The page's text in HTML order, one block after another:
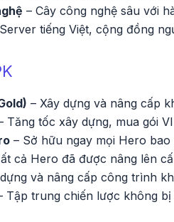
– Cây công nghệ sâu với
tiếng Việt, cộng đồng
– Xây dựng và nâng cấp
Tăng tốc xây dựng, mua gói
– Sở hữu ngay mọi Hero bao
cả Hero đã được nâng lên
và nâng cấp công trình
Tập trung chiến lược không